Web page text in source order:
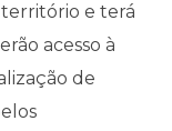
e terá
acesso à
de